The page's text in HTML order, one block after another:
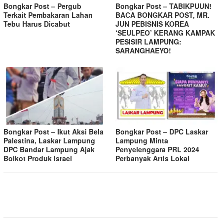
Bongkar Post – Pergub
Terkait Pembakaran Lahan
Tebu Harus Dicabut
Bongkar Post – TABIKPUUN!
BACA BONGKAR POST, MR.
JUN PEBISNIS KOREA
‘SEULPEO’ KERANG KAMPAK
PESISIR LAMPUNG:
SARANGHAEYO!
Bongkar Post – Ikut Aksi Bela
Palestina, Laskar Lampung
DPC Bandar Lampung Ajak
Boikot Produk Israel
Bongkar Post – DPC Laskar
Lampung Minta
Penyelenggara PRL 2024
Perbanyak Artis Lokal